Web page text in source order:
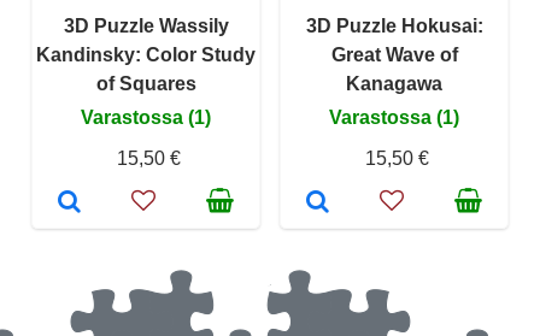
3D Puzzle Wassily
Kandinsky: Color Study
of Squares
Varastossa (1)
15,50 €
3D Puzzle Hokusai:
Great Wave of
Kanagawa
Varastossa (1)
15,50 €